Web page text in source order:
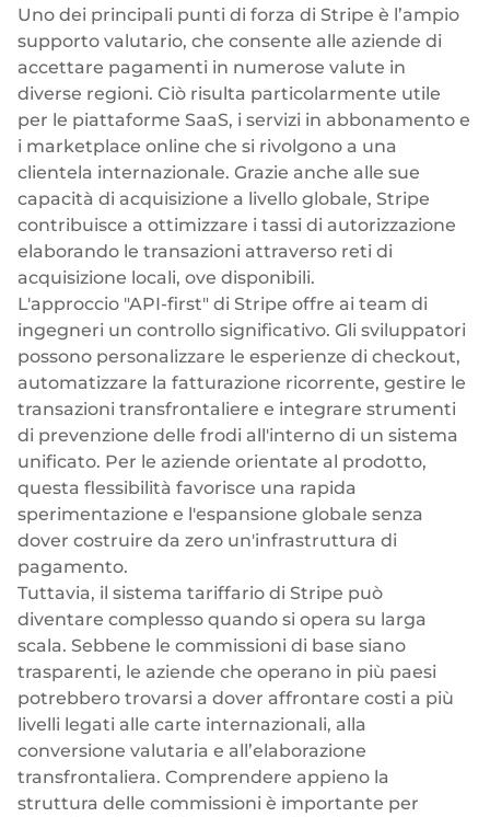
Uno dei principali punti di forza di Stripe è l’ampio
supporto valutario, che consente alle aziende di
accettare pagamenti in numerose valute in
diverse regioni. Ciò risulta particolarmente utile
per le piattaforme SaaS, i servizi in abbonamento e
i marketplace online che si rivolgono a una
clientela internazionale. Grazie anche alle sue
capacità di acquisizione a livello globale, Stripe
contribuisce a ottimizzare i tassi di autorizzazione
elaborando le transazioni attraverso reti di
acquisizione locali, ove disponibili.
L'approccio "API-first" di Stripe offre ai team di
ingegneri un controllo significativo. Gli sviluppatori
possono personalizzare le esperienze di checkout,
automatizzare la fatturazione ricorrente, gestire le
transazioni transfrontaliere e integrare strumenti
di prevenzione delle frodi all'interno di un sistema
unificato. Per le aziende orientate al prodotto,
questa flessibilità favorisce una rapida
sperimentazione e l'espansione globale senza
dover costruire da zero un'infrastruttura di
pagamento.
Tuttavia, il sistema tariffario di Stripe può
diventare complesso quando si opera su larga
scala. Sebbene le commissioni di base siano
trasparenti, le aziende che operano in più paesi
potrebbero trovarsi a dover affrontare costi a più
livelli legati alle carte internazionali, alla
conversione valutaria e all’elaborazione
transfrontaliera. Comprendere appieno la
struttura delle commissioni è importante per